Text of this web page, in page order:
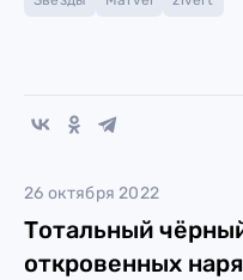
26 октября 2022
Тотальный
откровенных